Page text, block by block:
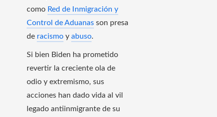
como Red de Inmigración y
Control de Aduanas son presa
de racismo y abuso.
Si bien Biden ha prometido
revertir la creciente ola de
odio y extremismo, sus
acciones han dado vida al vil
legado antiinmigrante de su